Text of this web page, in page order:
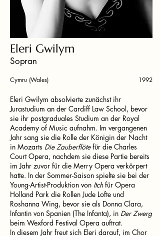
Eleri Gwilym
Sopran
1992
Cymru (Wales)
Eleri Gwilym absolvierte zunächst ihr
Jurastudium an der Cardiff Law School, bevor
sie ihr postgraduales Studium an der Royal
Academy of Music aufnahm. Im vergangenen
Jahr sang sie die Rolle der Königin der Nacht
in Mozarts Die Zauberflötefür die Charles
Court Opera, nachdem sie diese Partie bereits
im Jahr zuvor für die Merry Opera verkörpert
hatte. In der Sommer-Saison spielte sie bei der
Young-Artist-Produktion von Itchfür Opera
Holland Park die Rollen Jude Lofte und
Roshanna Wing, bevor sie als Donna Clara,
Infantin von Spanien (The Infanta), in Der Zwerg
beim Wexford Festival Opera auftrat.
In diesem Jahr freut sich Eleri darauf, im Chor